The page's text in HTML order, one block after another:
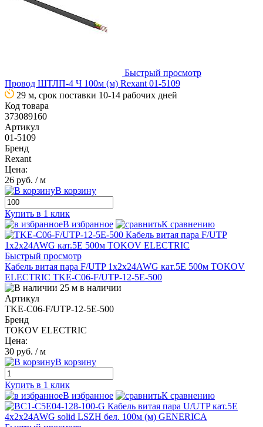
Быстрый просмотр
Провод ШТЛП-4 Ч 100м (м) Rexant 01-5109
29 м, срок поставки 10-14 рабочих дней
Код товара
373089160
Артикул
01-5109
Бренд
Rexant
Цена:
26 руб. / м
В корзину
Купить в 1 клик
В избранное
К сравнению
Быстрый просмотр
Кабель витая пара F/UTP 1х2х24AWG кат.5E 500м TOKOV
ELECTRIC TKE-C06-F/UTP-12-5E-500
25 м в наличии
Артикул
TKE-C06-F/UTP-12-5E-500
Бренд
TOKOV ELECTRIC
Цена:
30 руб. / м
В корзину
Купить в 1 клик
В избранное
К сравнению